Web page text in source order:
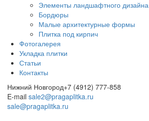
Элементы ландшафтного дизайна
Бордюры
Малые архитектурные формы
Плитка под кирпич
Фотогалерея
Укладка плитки
Статьи
Контакты
Нижний Новгород+7 (4912) 777-858
E-mail sale2@pragaplitka.ru
sale@pragaplitka.ru